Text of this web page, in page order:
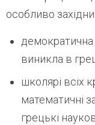
особливо
виникла в
школярі всіх
математичні
грецькі